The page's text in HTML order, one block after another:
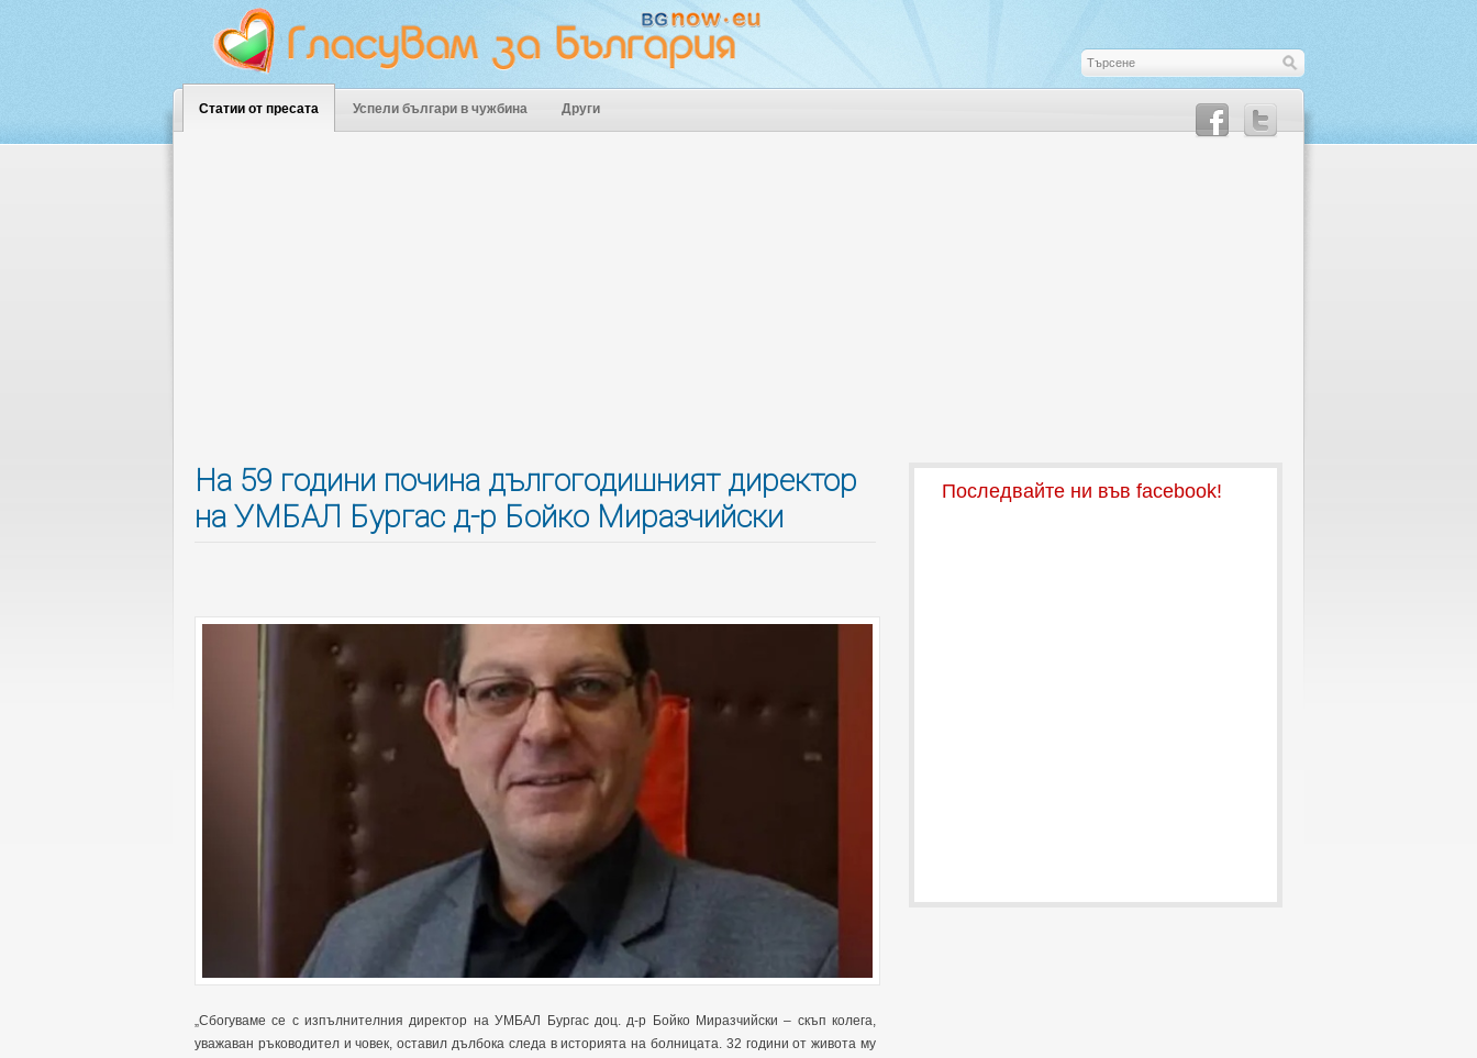
Статии от пресата Успели българи в чужбина Други
На 59 години почина дългогодишният директор
на УМБАЛ Бургас д-р Бойко Миразчийски
„Сбогуваме се с изпълнителния директор на УМБАЛ Бургас доц. д-р Бойко Миразчийски – скъп колега,
уважаван ръководител и човек, оставил дълбока следа в историята на болницата. 32 години от живота му
Последвайте ни във facebook!